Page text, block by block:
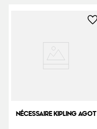
NÉCESSAIRE KIPLING AGOT